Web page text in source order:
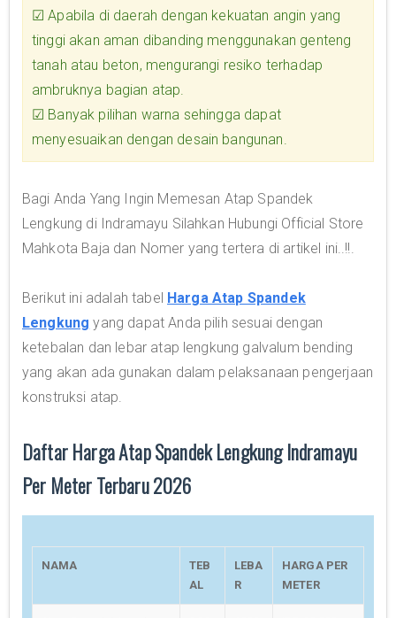
☑Apabila di daerah dengan kekuatan angin yang
tinggi akan aman dibanding menggunakan genteng
tanah atau beton, mengurangi resiko terhadap
ambruknya bagian atap.
☑ Banyak pilihan warna sehingga dapat
menyesuaikan dengan desain bangunan.
Bagi Anda Yang Ingin Memesan Atap Spandek
Lengkung di Indramayu Silahkan Hubungi Official Store
Mahkota Baja dan Nomer yang tertera di artikel ini..!!.
Berikut ini adalah tabel Harga Atap Spandek
Lengkung yang dapat Anda pilih sesuai dengan
ketebalan dan lebar atap lengkung galvalum bending
yang akan ada gunakan dalam pelaksanaan pengerjaan
konstruksi atap.
Daftar Harga Atap Spandek Lengkung Indramayu
Per Meter Terbaru 2026
NAMA
TEB
AL
LEBA
R
HARGA PER
METER